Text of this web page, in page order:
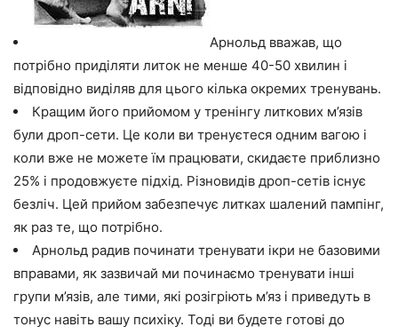
Арнольд вважав, що
потрібно приділяти литок не менше 40-50 хвилин і
відповідно виділяв для цього кілька окремих тренувань.
Кращим його прийомом у тренінгу литкових м’язів
були дроп-сети. Це коли ви тренуєтеся одним вагою і
коли вже не можете їм працювати, скидаєте приблизно
25% і продовжуєте підхід. Різновидів дроп-сетів існує
безліч. Цей прийом забезпечує литках шалений пампінг,
як раз те, що потрібно.
Арнольд радив починати тренувати ікри не базовими
вправами, як зазвичай ми починаємо тренувати інші
групи м’язів, але тими, які розігріють м’яз і приведуть в
тонус навіть вашу психіку. Тоді ви будете готові до